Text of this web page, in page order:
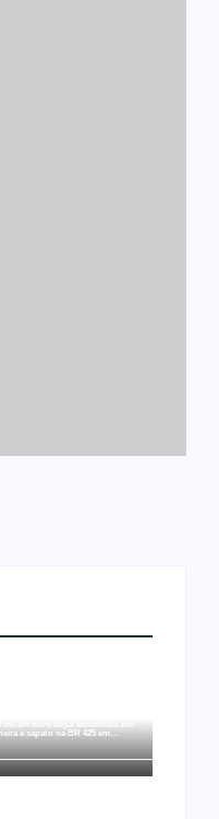
e sapato na BR 425 em…